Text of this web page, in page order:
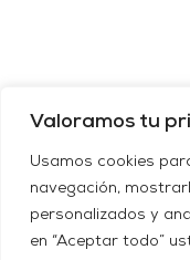
Valoramos tu
Usamos cookies
navegación,
personalizados y
en “Aceptar todo”